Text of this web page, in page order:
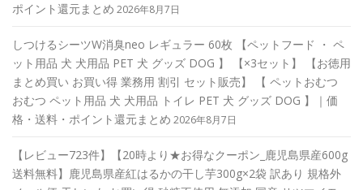
ポイント還元まとめ 2026年8月7日
しつけるシーツW消臭neo レギュラー 60枚 【ペットフード ・ ペ
ット用品 犬 犬用品 PET 犬 グッズ DOG 】 【×3セット】 【お徳用
まとめ買い お買い得 業務用 割引 セット販売】 【 ペットおむつ
おむつ ペット用品 犬 犬用品 トイレ PET 犬 グッズ DOG 】｜価
格・送料・ポイント還元まとめ 2026年8月7日
【レビュー723件】【20時より★お得なクーポン_鹿児島県産600g
送料無料】鹿児島県産紅はるかの干し芋300g×2袋 訳あり 規格外